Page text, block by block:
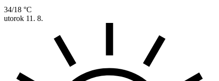
34/18 °C
utorok 11. 8.